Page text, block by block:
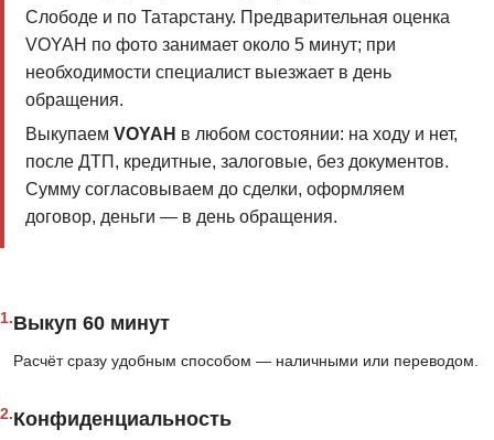
Слободе и по Татарстану. Предварительная оценка
VOYAH по фото занимает около 5 минут; при
необходимости специалист выезжает в день
обращения.
Выкупаем VOYAH в любом состоянии: на ходу и нет,
после ДТП, кредитные, залоговые, без документов.
Сумму согласовываем до сделки, оформляем
договор, деньги — в день обращения.
1.Выкуп 60 минут
Расчёт сразу удобным способом — наличными или переводом.
2.Конфиденциальность